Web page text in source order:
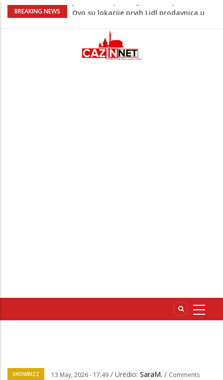
BREAKING NEWS
Na Ahiret preselio ŠUPUK (Refik) ŠEFIK
obilježavanja godišnjice: "Doživjela sam
poniženje na mjestu gdje se odaje
počast mom sinu"
SHOWBIZZ 13 May, 2026 - 17:49 / Uredio: SaraM. / Comments